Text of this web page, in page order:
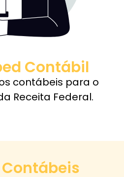
Contábil
contábeis para o
Receita Federal.